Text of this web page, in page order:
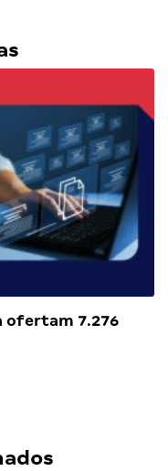
ofertam 7.276